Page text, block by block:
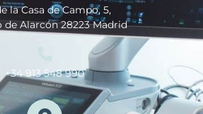
la Casa de Campo, 5,
de Alarcón 28223 Madrid
+34 913 548 990